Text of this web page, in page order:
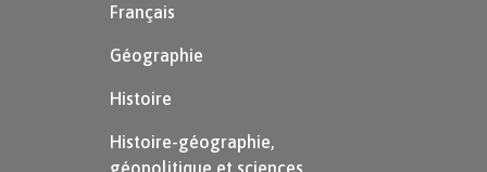
Français
Géographie
Histoire
Histoire-géographie,
géopolitique et sciences